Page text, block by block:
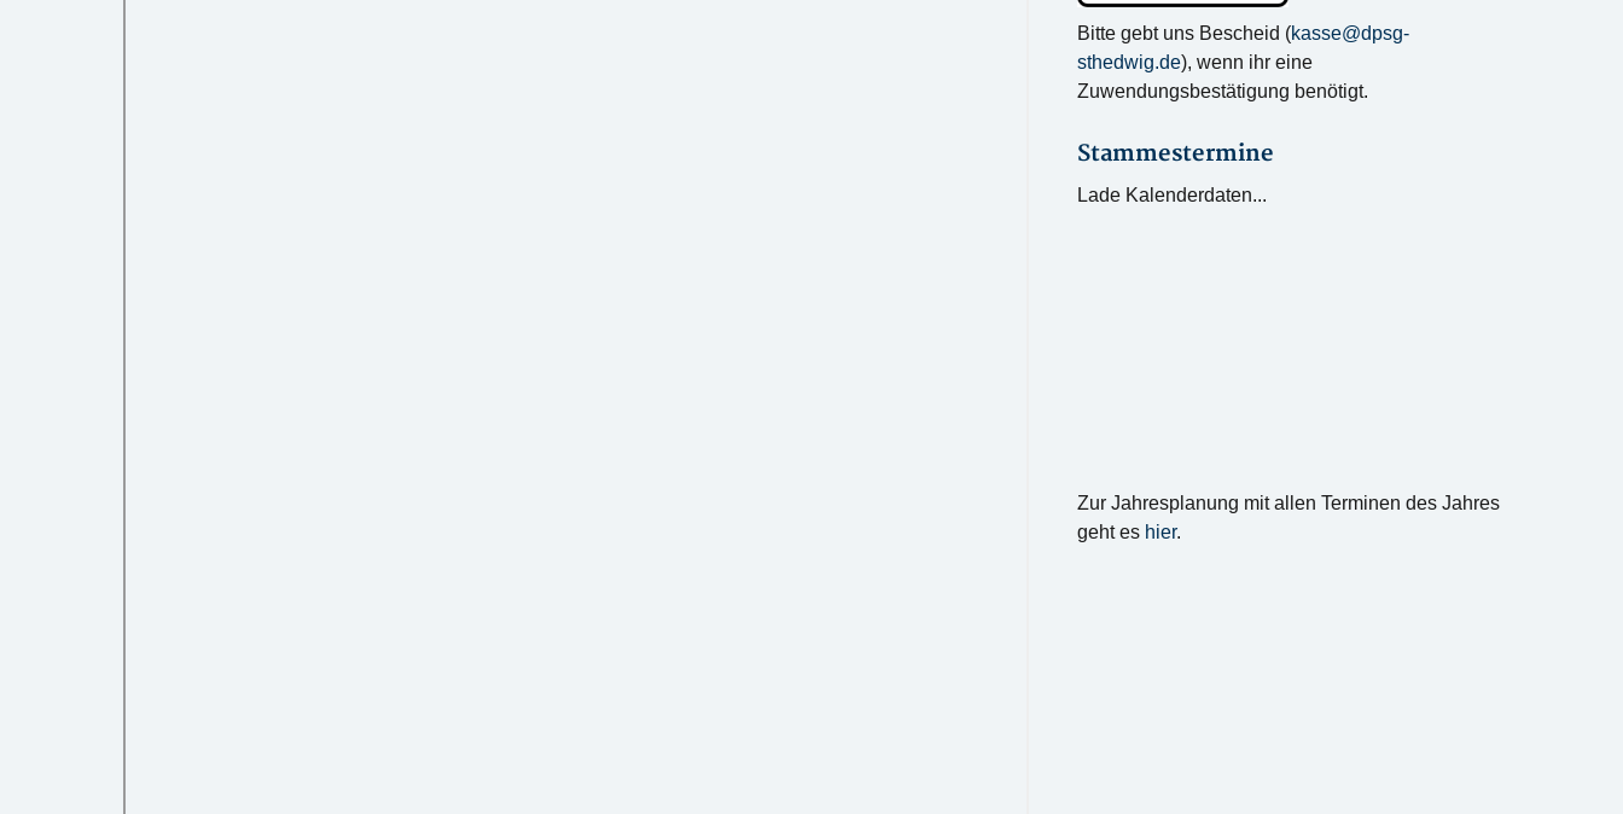
Bitte gebt uns Bescheid (kasse@dpsg-
sthedwig.de), wenn ihr eine
Zuwendungsbestätigung benötigt.
Stammestermine
Lade Kalenderdaten...
Zur Jahresplanung mit allen Terminen des Jahres
geht es hier.